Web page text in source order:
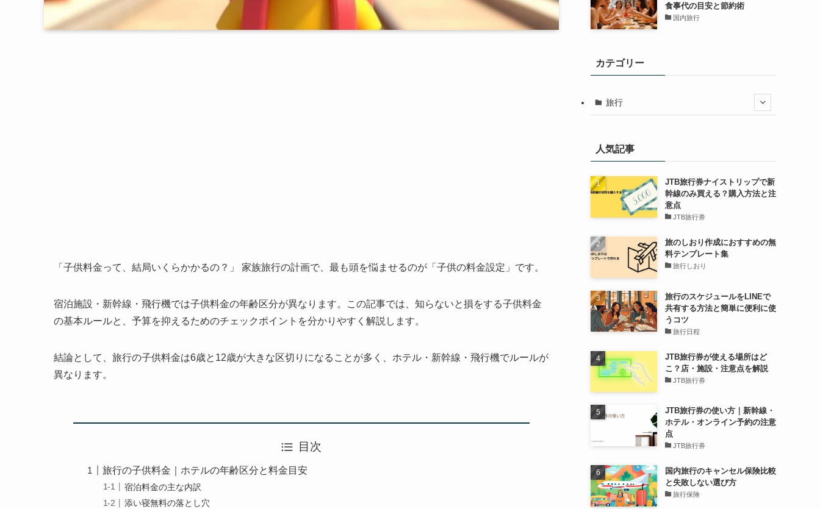
「子供料金って、結局いくらかかるの？」 家族旅行の計画で、最も頭を悩ませるのが「子供の料金設定」です。
宿泊施設・新幹線・飛行機では子供料金の年齢区分が異なります。この記事では、知らないと損をする子供料金
の基本ルールと、予算を抑えるためのチェックポイントを分かりやすく解説します。
結論として、旅行の子供料金は6歳と12歳が大きな区切りになることが多く、ホテル・新幹線・飛行機でルールが
異なります。
目次
旅行の子供料金｜ホテルの年齢区分と料金目安
宿泊料金の主な内訳
添い寝無料の落とし穴
食事代の目安と節約術
国内旅行
カテゴリー
旅行
人気記事
JTB旅行券ナイストリップで新
幹線のみ買える？購入方法と注
意点
JTB旅行券
旅のしおり作成におすすめの無
料テンプレート集
旅行しおり
旅行のスケジュールをLINEで
共有する方法と簡単に便利に使
うコツ
旅行日程
JTB旅行券が使える場所はど
こ？店・施設・注意点を解説
JTB旅行券
JTB旅行券の使い方｜新幹線・
ホテル・オンライン予約の注意
点
JTB旅行券
国内旅行のキャンセル保険比較
と失敗しない選び方
旅行保険